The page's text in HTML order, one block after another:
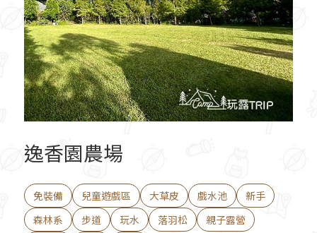
逸香園農場
免裝備 兒童遊戲區 大草皮 戲水池
新手
森林系
步道 玩水 落羽松
親子露營